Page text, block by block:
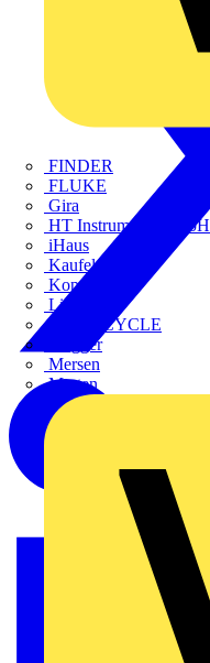
FINDER
FLUKE
Gira
HT Instruments GmbH
iHaus
Kaufel
Kopp
Lichtline
LIGHTCYCLE
Megger
Mersen
Merten